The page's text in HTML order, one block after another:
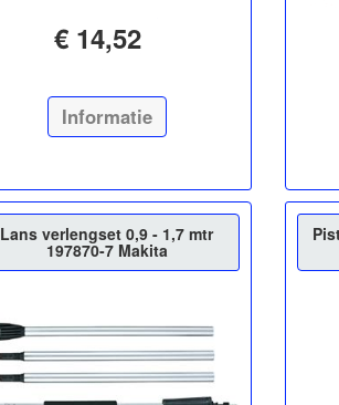
€ 14,52
Informatie
Lans verlengset 0,9 - 1,7 mtr
197870-7 Makita